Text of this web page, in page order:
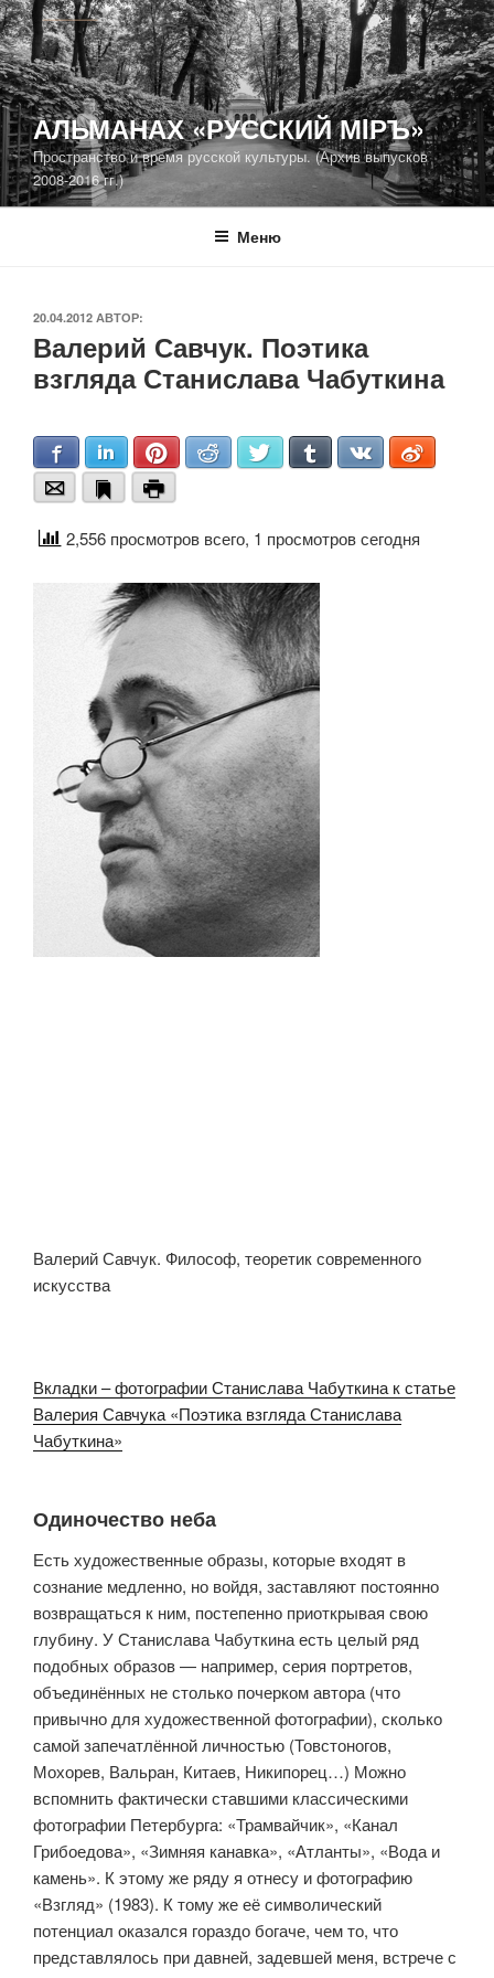
Перейти
к
содержимому
АЛЬМАНАХ «РУССКИЙ МIРЪ»
Пространство и время русской культуры. (Архив выпусков
2008-2016 гг.)
Меню
ОПУБЛИКОВАНО
20.04.2012 АВТОР:
Валерий Савчук. Поэтика
взгляда Станислава Чабуткина
FacebookLinkedInPinterestReddit Twitter TumblrVKontakteWeibo
Email
BookmarkPrint
2,556 просмотров всего, 1 просмотров сегодня
Валерий Савчук. Философ, теоретик современного
искусства
Вкладки – фотографии Станислава Чабуткина к статье
Валерия Савчука «Поэтика взгляда Станислава
Чабуткина»
Одиночество неба
Есть художественные образы, которые входят в
сознание медленно, но войдя, заставляют постоянно
возвращаться к ним, постепенно приоткры­вая свою
глубину. У Станислава Чабуткина есть целый ряд
подобных обра­зов — например, серия портретов,
объединённых не столько почерком автора (что
привычно для художественной фотографии), сколько
самой запечат­лённой личностью (Товстоногов,
Мохорев, Вальран, Китаев, Никипорец…) Можно
вспомнить фактически ставшими классическими
фотографии Петер­бурга: «Трамвайчик», «Канал
Грибоедова», «Зимняя канавка», «Атланты», «Вода и
камень». К этому же ряду я отнесу и фотографию
«Взгляд» (1983). К тому же её символический
потенциал оказался гораздо богаче, чем то, что
представлялось при давней, задевшей меня, встрече с